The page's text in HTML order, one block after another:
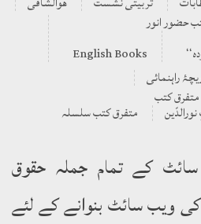
انور
English Books
متفرق کتب سلسلہ
کے تمام جملہ حقوق
سائٹ بنوانے کے لئے